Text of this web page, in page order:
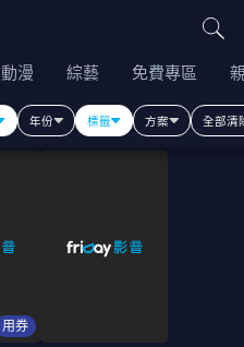
動漫 綜藝 免費專區
年份 標籤 方案 全部清
用券